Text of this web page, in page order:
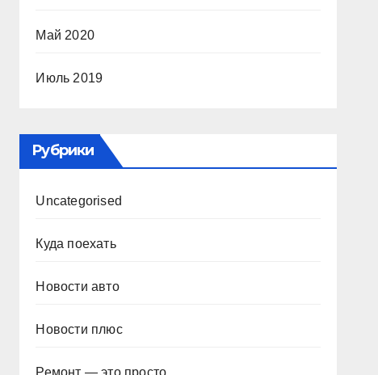
Май 2020
Июль 2019
Рубрики
Uncategorised
Куда поехать
Новости авто
Новости плюс
Ремонт — это просто